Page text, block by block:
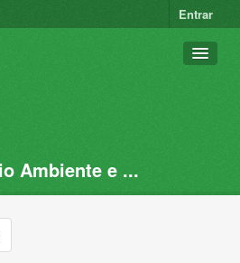
Entrar
Ambiente e ...